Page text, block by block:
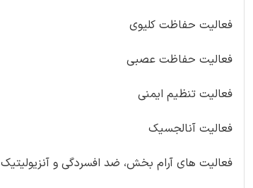
فعالیت حفاظت کلیوی
فعالیت حفاظت عصبی
فعالیت تنظیم ایمنی
فعالیت آنالجسیک
فعالیت های آرام بخش، ضد افسردگی و آنزیولیتیک